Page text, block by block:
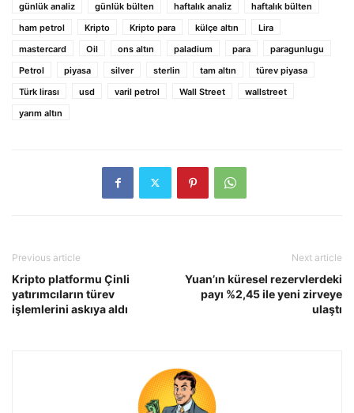
günlük analiz günlük bülten haftalık analiz
haftalık bülten
ham petrol
Kripto Kripto para külçe altın
Lira
mastercard
Oil ons altın paladium para
paragunlugu
Petrol
piyasa silver sterlin tam altın
türev piyasa
Türk lirası
usd varil petrol Wall Street
wallstreet
yarım altın
Previous article
Kripto platformu Çinli
yatırımcıların türev
işlemlerini askıya aldı
Next article
Yuan’ın küresel rezervlerdeki
payı %2,45 ile yeni zirveye
ulaştı